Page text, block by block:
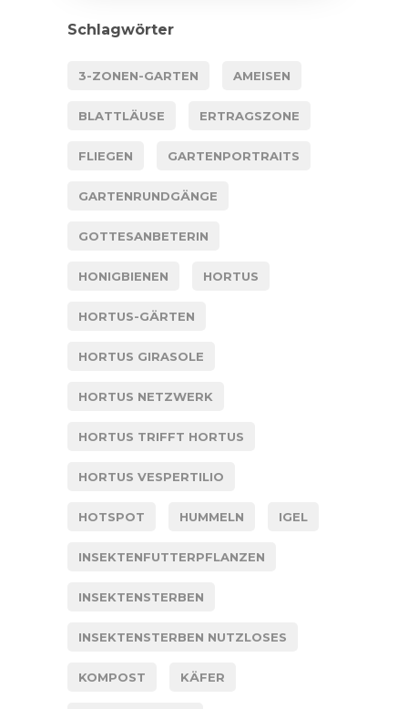
Schlagwörter
3-ZONEN-GARTEN AMEISEN
BLATTLÄUSE ERTRAGSZONE
FLIEGEN GARTENPORTRAITS
GARTENRUNDGÄNGE
GOTTESANBETERIN
HONIGBIENEN HORTUS
HORTUS-GÄRTEN
HORTUS GIRASOLE
HORTUS NETZWERK
HORTUS TRIFFT HORTUS
HORTUS VESPERTILIO
HOTSPOT HUMMELN IGEL
INSEKTENFUTTERPFLANZEN
INSEKTENSTERBEN
INSEKTENSTERBEN NUTZLOSES
KOMPOST KÄFER